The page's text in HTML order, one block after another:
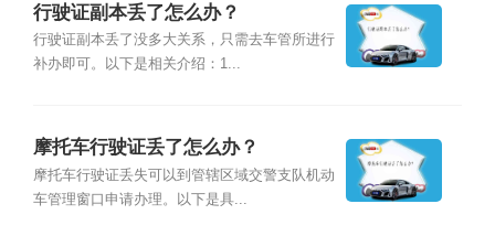
行驶证副本丢了怎么办？
行驶证副本丢了没多大关系，只需去车管所进行
补办即可。以下是相关介绍：1...
摩托车行驶证丢了怎么办？
摩托车行驶证丢失可以到管辖区域交警支队机动
车管理窗口申请办理。以下是具...